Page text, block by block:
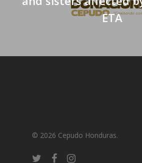
ETA
© 2026 Cepudo Honduras.